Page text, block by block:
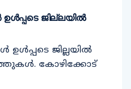
ജില്ലയില്‍
ജില്ലയില്‍
കോഴിക്കോട്